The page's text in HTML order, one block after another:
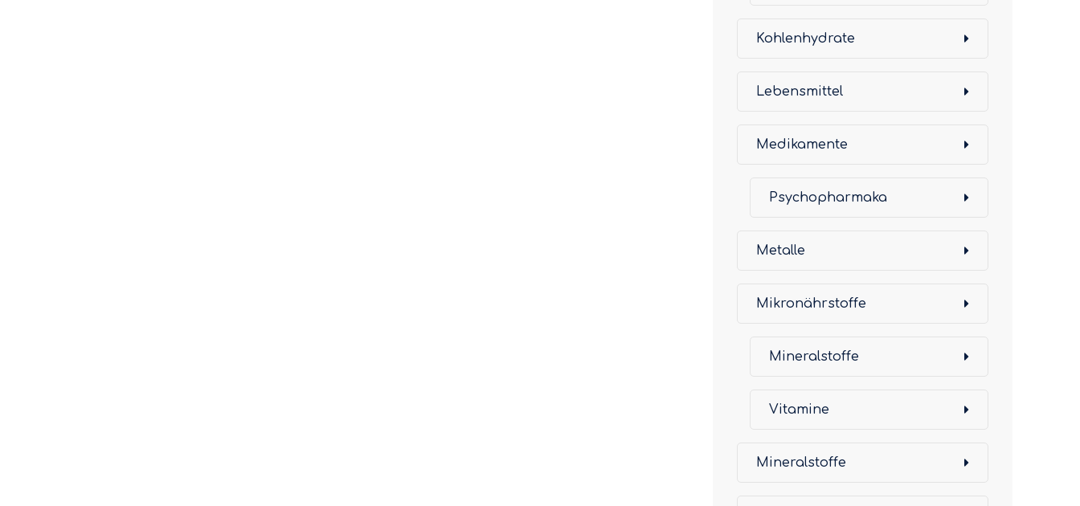
Kohlenhydrate
Lebensmittel
Medikamente
Psychopharmaka
Metalle
Mikronährstoffe
Mineralstoffe
Vitamine
Mineralstoffe